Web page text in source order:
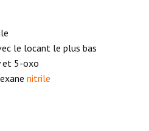
le locant le plus bas
et 5-oxo
nitrile